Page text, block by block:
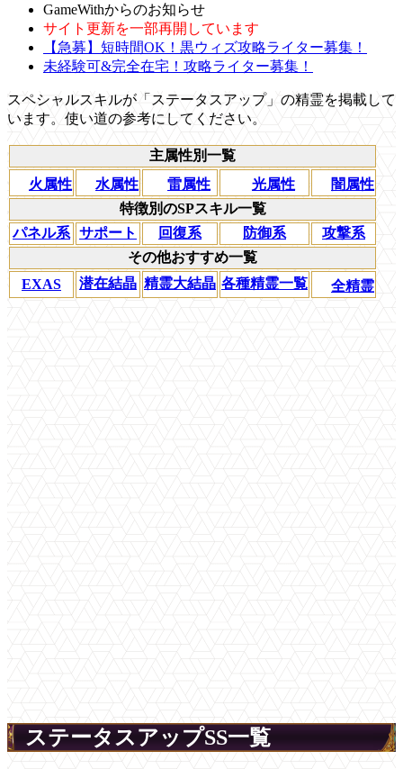
GameWithからのお知らせ
サイト更新を一部再開しています
【急募】短時間OK！黒ウィズ攻略ライター募集！
未経験可&完全在宅！攻略ライター募集！
スペシャルスキルが「ステータスアップ」の精霊を掲載して
います。使い道の参考にしてください。
主属性別一覧
火属性
水属性 雷属性 光属性
闇属性
特徴別のSPスキル一覧
パネル系 サポート 回復系 防御系
攻撃系
その他おすすめ一覧
EXAS
潜在結晶 精霊大結晶 各種精霊一覧 全精霊
ステータスアップSS一覧